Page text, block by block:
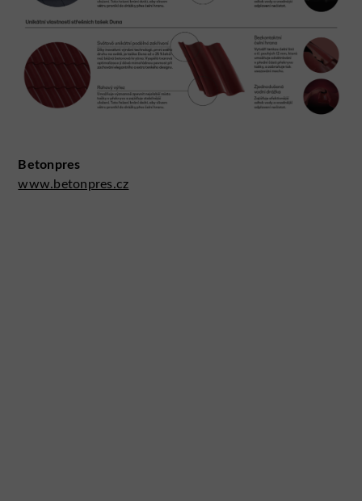
Betonpres
www.betonpres.cz